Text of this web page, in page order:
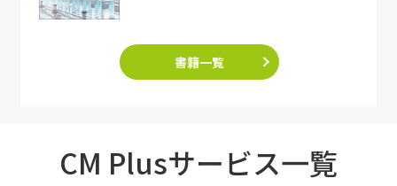
書籍一覧
CM Plusサービス一覧